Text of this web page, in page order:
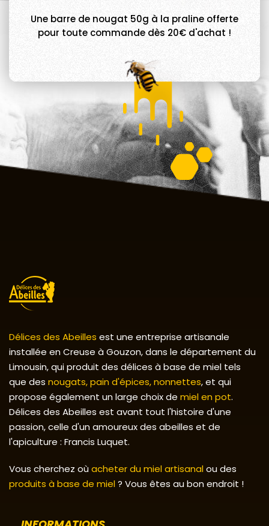
Une barre de nougat 50g à la praline offerte
pour toute commande dès 20€ d'achat !
Délices des Abeilles est une entreprise artisanale
installée en Creuse à Gouzon, dans le département du
Limousin, qui produit des délices à base de miel tels
que des nougats, pain d'épices, nonnettes, et qui
propose également un large choix de miel en pot.
Délices des Abeilles est avant tout l'histoire d'une
passion, celle d'un amoureux des abeilles et de
l'apiculture : Francis Luquet.
Vous cherchez où acheter du miel artisanalou des
produits à base de miel? Vous êtes au bon endroit !